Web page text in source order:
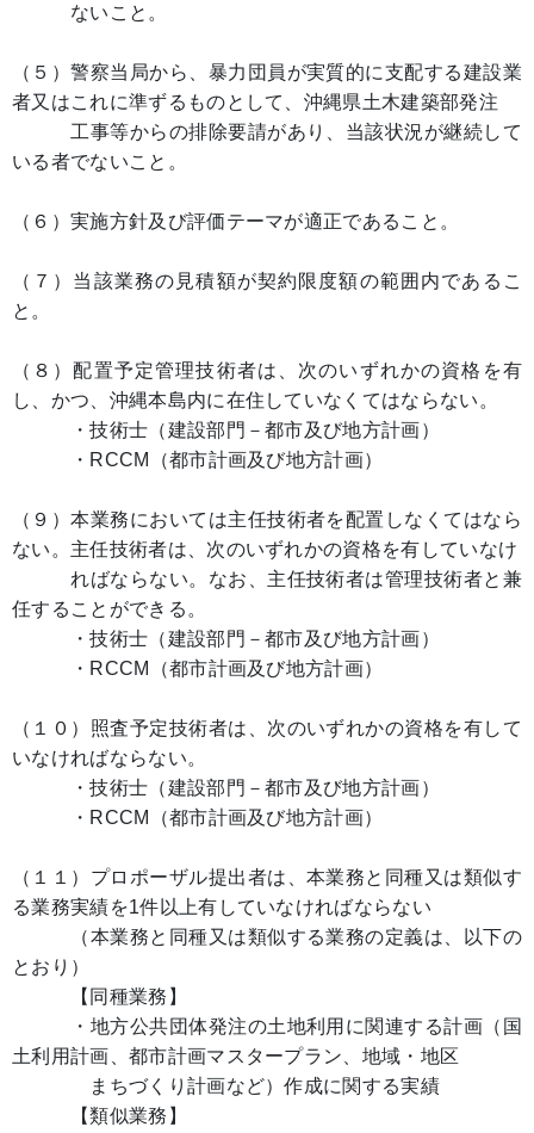
ないこと。
（５）警察当局から、暴力団員が実質的に支配する建設業
者又はこれに準ずるものとして、沖縄県土木建築部発注
工事等からの排除要請があり、当該状況が継続して
いる者でないこと。
（６）実施方針及び評価テーマが適正であること。
（７）当該業務の見積額が契約限度額の範囲内であるこ
と。
（８）配置予定管理技術者は、次のいずれかの資格を有
し、かつ、沖縄本島内に在住していなくてはならない。
・技術士（建設部門－都市及び地方計画）
・RCCM（都市計画及び地方計画）
（９）本業務においては主任技術者を配置しなくてはなら
ない。主任技術者は、次のいずれかの資格を有していなけ
ればならない。なお、主任技術者は管理技術者と兼
任することができる。
・技術士（建設部門－都市及び地方計画）
・RCCM（都市計画及び地方計画）
（１０）照査予定技術者は、次のいずれかの資格を有して
いなければならない。
・技術士（建設部門－都市及び地方計画）
・RCCM（都市計画及び地方計画）
（１１）プロポーザル提出者は、本業務と同種又は類似す
る業務実績を1件以上有していなければならない
（本業務と同種又は類似する業務の定義は、以下の
とおり）
【同種業務】
・地方公共団体発注の土地利用に関連する計画（国
土利用計画、都市計画マスタープラン、地域・地区
まちづくり計画など）作成に関する実績
【類似業務】